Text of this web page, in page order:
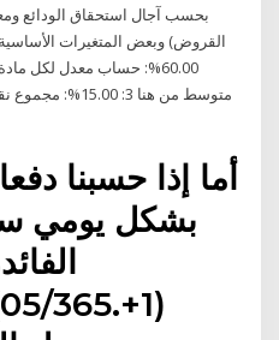
بحسب آجال استحقاق الودائع
أما إذا حسبنا
بشكل يومي